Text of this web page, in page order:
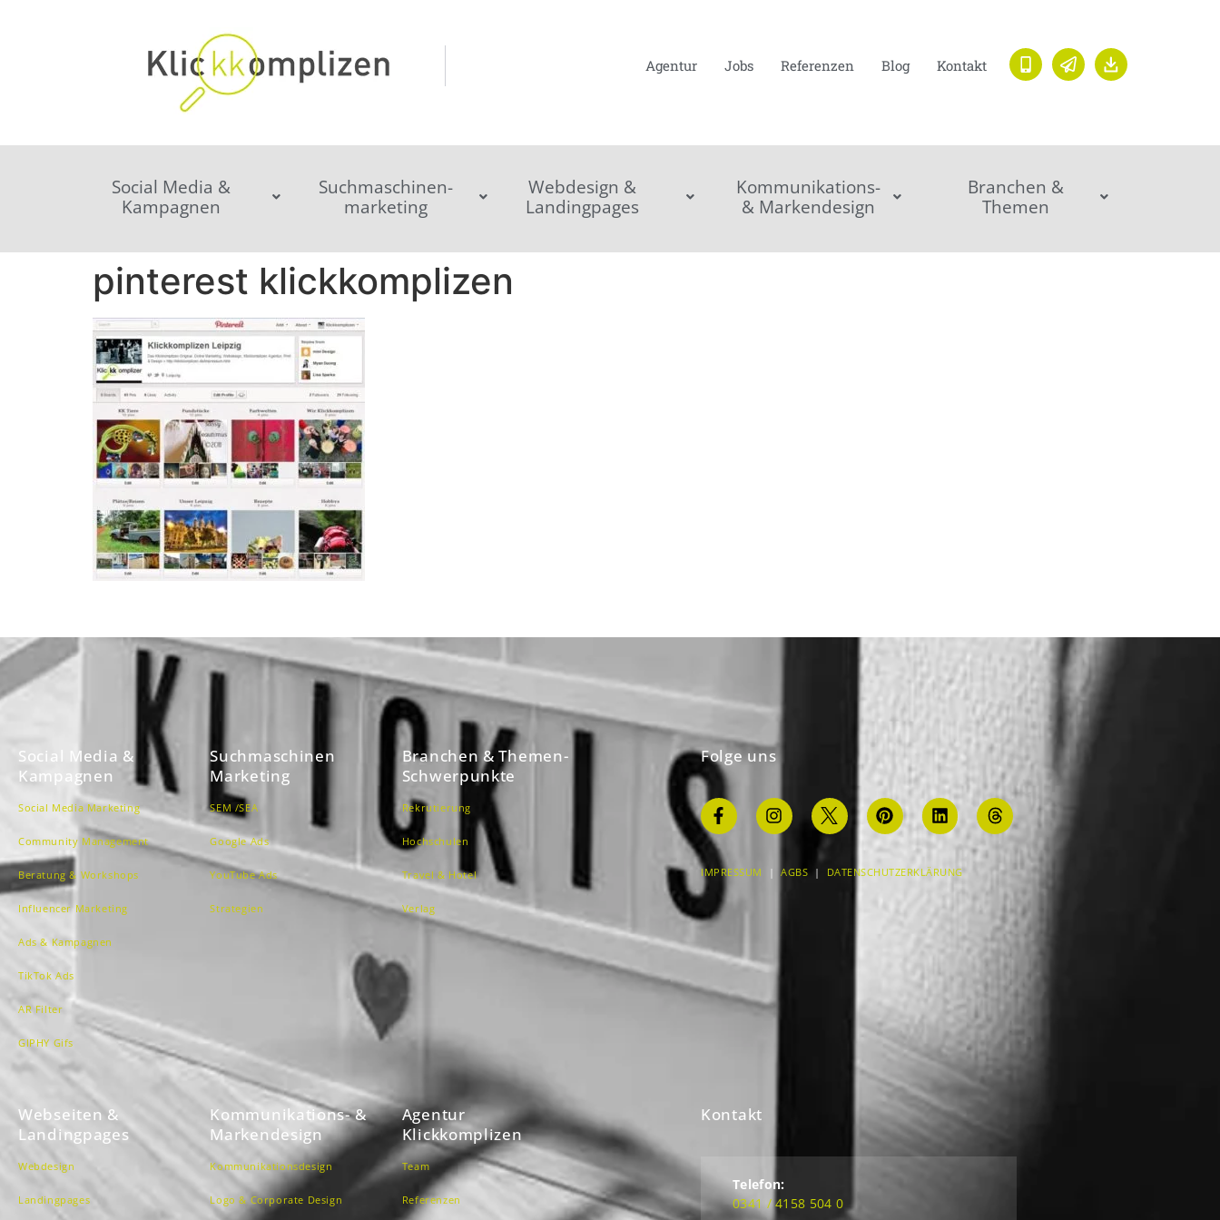
Agentur Jobs Referenzen Blog Kontakt
Social Media &
Kampagnen
Suchmaschinen-
marketing
Webdesign &
Landingpages
Kommunikations-
& Markendesign
Branchen &
Themen
pinterest klickkomplizen
Social Media &
Kampagnen
Social Media Marketing
Community Management
Beratung & Workshops
Influencer Marketing
Ads & Kampagnen
TikTok Ads
AR Filter
GIPHY Gifs
Suchmaschinen
Marketing
SEM /SEA
Google Ads
YouTube Ads
Strategien
Branchen & Themen-
Schwerpunkte
Rekrutierung
Hochschulen
Travel & Hotel
Verlag
Folge uns
IMPRESSUM | AGBS | DATENSCHUTZERKLÄRUNG
Webseiten &
Landingpages
Webdesign
Landingpages
Kommunikations- &
Markendesign
Kommunikationsdesign
Logo & Corporate Design
Agentur
Klickkomplizen
Team
Referenzen
Kontakt
Telefon:
0341 / 4158 504 0